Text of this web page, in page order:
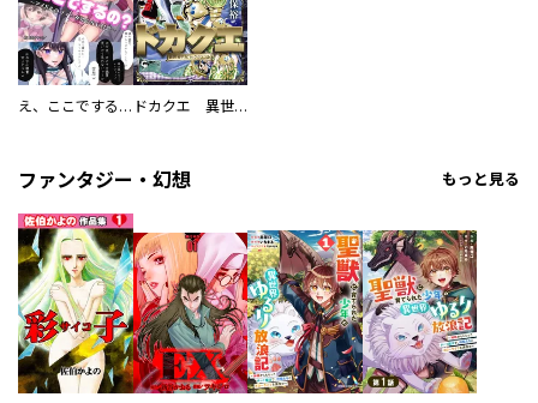
え、ここでするの？ アイドルのファンが知らない日常 ドカクエ 異世界ドカコッククエスト
ファンタジー・幻想 もっと見る